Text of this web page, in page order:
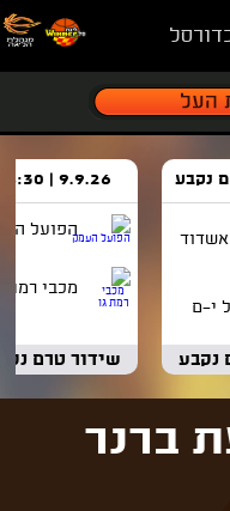
י-ם
נקבע
9.9.26 | 18:30
הפועל
מכבי רמת
שידור טרם
ברנר